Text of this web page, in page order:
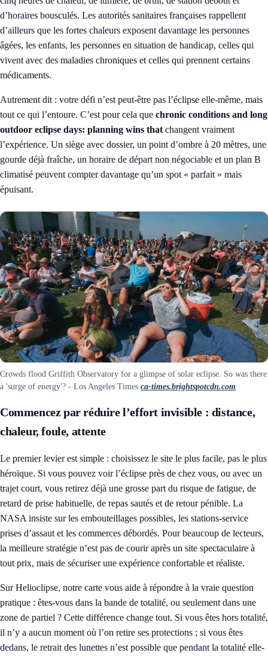
d’horaires bousculés. Les autorités sanitaires françaises rappellent
d’ailleurs que les fortes chaleurs exposent davantage les personnes
âgées, les enfants, les personnes en situation de handicap, celles qui
vivent avec des maladies chroniques et celles qui prennent certains
médicaments.
Autrement dit : votre défi n’est peut-être pas l’éclipse elle-même, mais
tout ce qui l’entoure. C’est pour cela que chronic conditions and long
outdoor eclipse days: planning wins that changent vraiment
l’expérience. Un siège avec dossier, un point d’ombre à 20 mètres, une
gourde déjà fraîche, un horaire de départ non négociable et un plan B
climatisé peuvent compter davantage qu’un spot « parfait » mais
épuisant.
Crowds flood Griffith Observatory for a glimpse of solar eclipse. So was there
a 'surge of energy'? - Los Angeles Times ca-times.brightspotcdn.com
Commencez par réduire l’effort invisible : distance,
chaleur, foule, attente
Le premier levier est simple : choisissez le site le plus facile, pas le plus
héroïque. Si vous pouvez voir l’éclipse près de chez vous, ou avec un
trajet court, vous retirez déjà une grosse part du risque de fatigue, de
retard de prise habituelle, de repas sautés et de retour pénible. La
NASA insiste sur les embouteillages possibles, les stations-service
prises d’assaut et les commerces débordés. Pour beaucoup de lecteurs,
la meilleure stratégie n’est pas de courir après un site spectaculaire à
tout prix, mais de sécuriser une expérience confortable et réaliste.
Sur Helioclipse, notre carte vous aide à répondre à la vraie question
pratique : êtes-vous dans la bande de totalité, ou seulement dans une
zone de partiel ? Cette différence change tout. Si vous êtes hors totalité,
il n’y a aucun moment où l’on retire ses protections ; si vous êtes
dedans, le retrait des lunettes n’est possible que pendant la totalité elle-